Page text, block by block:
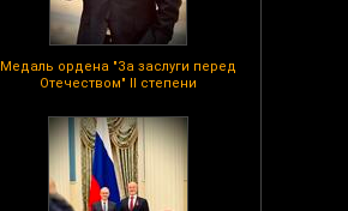
Медаль ордена "За заслуги перед
Отечеством" II степени